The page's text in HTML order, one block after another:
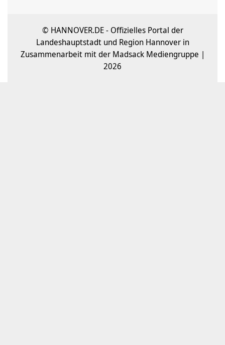
© HANNOVER.DE - Offizielles Portal der
Landeshauptstadt und Region Hannover in
Zusammenarbeit mit der Madsack Mediengruppe |
2026